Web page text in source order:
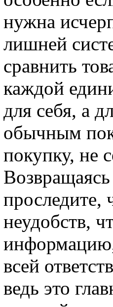
нужна
лишней
сравнить
каждой
для себя, а
обычным
покупку, не
проследите,
неудобств,
информацию,
всей
ведь это